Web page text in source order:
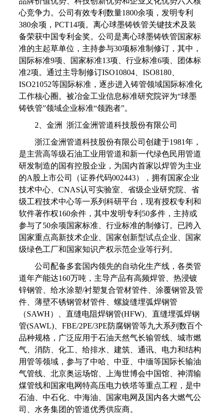
心竞争力。公司有效专利数量1800余项，发明专利
380余项，PCT14项。离心球墨铸铁管关键技术及装
备荣获中国专利金奖。公司是离心球墨铸铁管国家标
准的主起草单位，主持参与30项标准制修订，其中，
国际标准9项、国家标准13项、行业标准6项、团体标
准2项。通过主导制修订ISO10804、ISO8180、
ISO21052等国际标准，逐步进入铸管领域国际标准化
工作核心圈。被冶金工业信息标准研究院评为“球墨
铸铁管”领域企业标准“领跑者”。
2、金洲 浙江金洲管道科技股份有限公司
浙江金洲管道科技股份有限公司创建于1981年，
是主营高等级石油工业用管道和新一代绿色民用管道
研发制造的国有控股企业，为国内首家以焊管为主业
的A股上市公司（证券代码002443），拥有国家企业
技术中心、CNAS认可实验室、省级企业研究院、省
级工程技术中心等一系列科研平台，现有授权专利和
软件著作权160余件，其中发明专利50多件，主持或
参与了50余项国家标准、行业标准的制修订。已跨入
国家重点高新技术企业、国家创新型试点企业、国家
级绿色工厂和国家知识产权示范企业等行列。
公司配备多套国内领先的自动化生产线，各类管
道年产能达160万吨，主导产品有高频焊管、热浸镀
锌钢管、给水涂塑/衬塑复合管材管件、涂覆钢管及管
件、薄壁不锈钢管材管件、螺旋缝埋弧焊钢管
（SAWH）、直缝电阻焊钢管(HFW)、直缝埋弧焊钢
管(SAWL)、FBE/2PE/3PE防腐钢管等九大系列数百个
品种规格，广泛应用于石油天然气长输管线、城市燃
气、消防、化工、给排水、建筑、通讯、电力和结构
用管等领域，参与了中哈、中亚、中缅等国际长输油
气管线、北京奥运场馆、上海世博会中国馆、神渭输
煤管线和国家电网特高压电力铁塔等重点工程，是中
石油、中石化、中海油、国家电网及国内各大燃气公
司、水务集团的管道优秀供应商。